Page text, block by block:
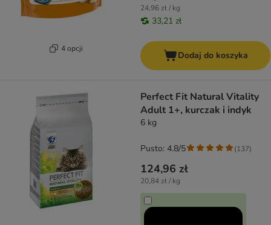
4 opcji
24,96 zł / kg
33,21 zł
Dodaj do koszyka
Perfect Fit Natural Vitality
Adult 1+, kurczak i indyk
6 kg
124,96 zł
20,84 zł / kg
Pusto: 4.8/5 (137)